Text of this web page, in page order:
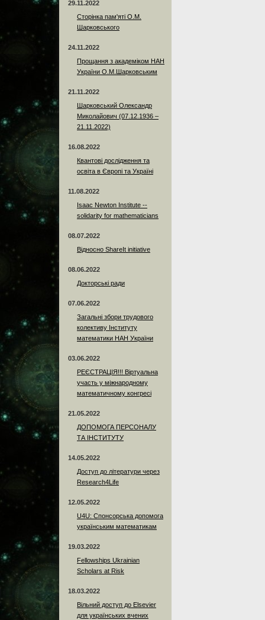
29.11.2022
Сторінка пам'яті О.М.
Шарковського
24.11.2022
Прощання з академіком НАН
України О.М.Шарковським
21.11.2022
Шарковський Олександр
Миколайович (07.12.1936 –
21.11.2022)
16.08.2022
Квантові дослідження та
освіта в Європі та Україні
11.08.2022
Isaac Newton Institute --
solidarity for mathematicians
08.07.2022
Відносно ShareIt initiative
08.06.2022
Докторські ради
07.06.2022
Загальні збори трудового
колективу Інституту
математики НАН України
03.06.2022
РЕЄСТРАЦІЯ!!! Віртуальна
участь у міжнародному
математичному конгресі
21.05.2022
ДОПОМОГА ПЕРСОНАЛУ
ТА ІНСТИТУТУ
14.05.2022
Доступ до літератури через
Research4Life
12.05.2022
U4U: Спонсорська допомога
українським математикам
19.03.2022
Fellowships Ukrainian
Scholars at Risk
18.03.2022
Вільний доступ до Elsevier
для українських вчених